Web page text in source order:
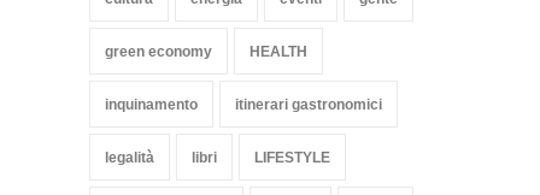
green economy HEALTH
inquinamento itinerari gastronomici
legalità libri LIFESTYLE